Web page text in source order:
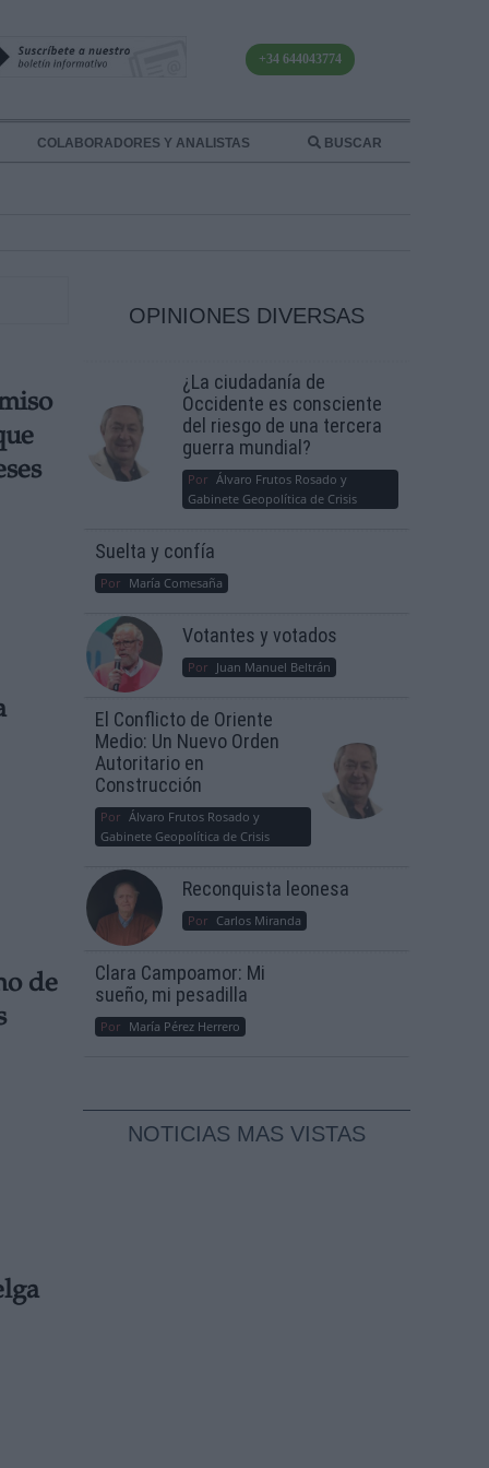
+34 644043774
COLABORADORES Y ANALISTAS BUSCAR
de
OPINIONES DIVERSAS
¿La ciudadanía de
Occidente es consciente
del riesgo de una tercera
guerra mundial?
Por Álvaro Frutos Rosado y
Gabinete Geopolítica de Crisis
Suelta y confía
Por María Comesaña
Votantes y votados
Por Juan Manuel Beltrán
El Conflicto de Oriente
Medio: Un Nuevo Orden
Autoritario en
Construcción
Por Álvaro Frutos Rosado y
Gabinete Geopolítica de Crisis
Reconquista leonesa
Por Carlos Miranda
Clara Campoamor: Mi
sueño, mi pesadilla
Por María Pérez Herrero
NOTICIAS MAS VISTAS